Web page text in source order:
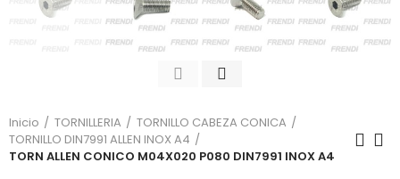
Inicio TORNILLERIA
TORNILLO CABEZA CONICA
TORNILLO DIN7991 ALLEN INOX A4
TORN ALLEN CONICO M04X020 P080 DIN7991 INOX A4